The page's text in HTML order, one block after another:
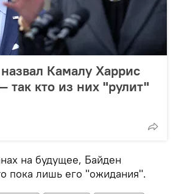
Камалу Харрис
так кто из них "рулит"
на будущее, Байден
пока лишь его "ожидания".